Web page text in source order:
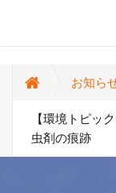
お知ら
【環境トピッ
虫剤の痕跡